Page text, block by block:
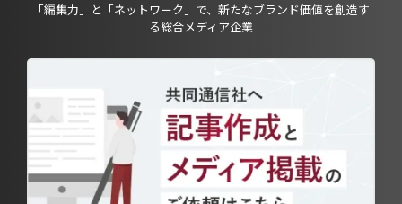
「編集力」と「ネットワーク」で、新たなブランド価値を創造す
る総合メディア企業